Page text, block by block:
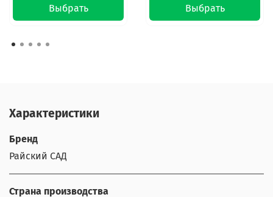
Выбрать Выбрать
Характеристики
Бренд
Райский САД
Страна производства